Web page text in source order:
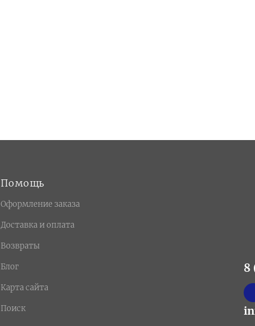
Помощь
Оформление заказа
Доставка и оплата
Возвраты
Блог
Карта сайта
Поиск
8